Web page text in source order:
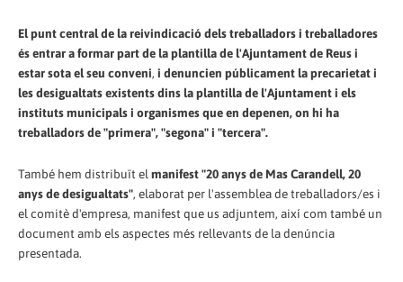
El punt central de la reivindicació dels treballadors i treballadores
és entrar a formar part de la plantilla de l'Ajuntament de Reus i
estar sota el seu conveni, i denuncien públicament la precarietat i
les desigualtats existents dins la plantilla de l'Ajuntament i els
instituts municipals i organismes que en depenen, on hi ha
treballadors de "primera", "segona" i "tercera".
També hem distribuït el manifest "20 anys de Mas Carandell, 20
anys de desigualtats", elaborat per l'assemblea de treballadors/es i
el comitè d'empresa, manifest que us adjuntem, així com també un
document amb els aspectes més rellevants de la denúncia
presentada.